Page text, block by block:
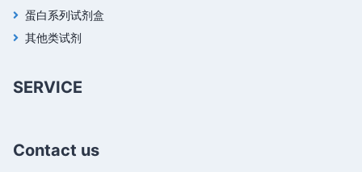
蛋白系列试剂盒
其他类试剂
SERVICE
Contact us